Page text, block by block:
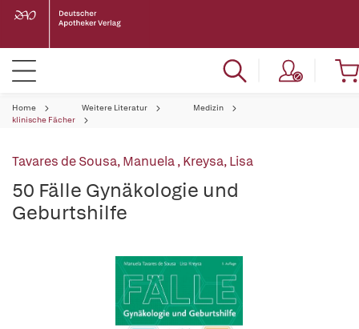
Home Weitere Literatur
Medizin
klinische Fächer
Tavares de Sousa, Manuela,Kreysa, Lisa
50 Fälle Gynäkologie und
Geburtshilfe